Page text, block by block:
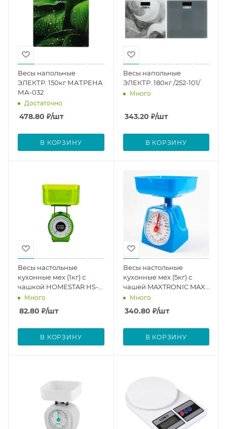
Весы напольные
ЭЛЕКТР. 150кг МАТРЕНА
МА-032
Достаточно
478.80 ₽/шт
В КОРЗИНУ
Весы напольные
ЭЛЕКТР. 180кг /252-101/
Много
343.20 ₽/шт
В КОРЗИНУ
Весы настольные
кухонные мех (1кг) с
чашкой HOMESTAR HS-
3004
Много
82.80 ₽/шт
В КОРЗИНУ
Весы настольные
кухонные мех (5кг) с
чашей MAXTRONIC MAX-
1801Много
340.80 ₽/шт
В КОРЗИНУ